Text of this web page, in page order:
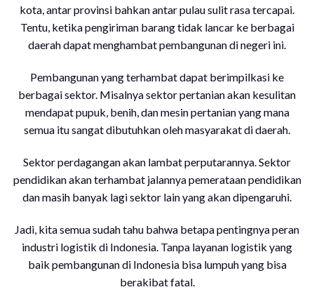
kota, antar provinsi bahkan antar pulau sulit rasa tercapai.
Tentu, ketika pengiriman barang tidak lancar ke berbagai
daerah dapat menghambat pembangunan di negeri ini.
Pembangunan yang terhambat dapat berimpilkasi ke
berbagai sektor. Misalnya sektor pertanian akan kesulitan
mendapat pupuk, benih, dan mesin pertanian yang mana
semua itu sangat dibutuhkan oleh masyarakat di daerah.
Sektor perdagangan akan lambat perputarannya. Sektor
pendidikan akan terhambat jalannya pemerataan pendidikan
dan masih banyak lagi sektor lain yang akan dipengaruhi.
Jadi, kita semua sudah tahu bahwa betapa pentingnya peran
industri logistik di Indonesia. Tanpa layanan logistik yang
baik pembangunan di Indonesia bisa lumpuh yang bisa
berakibat fatal.